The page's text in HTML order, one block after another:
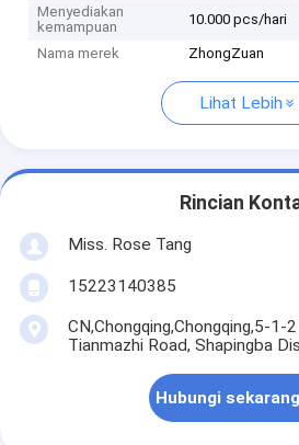
Menyediakan
kemampuan
10.000 pcs/hari
Nama merek ZhongZuan
Lihat Lebih
Rincian
Miss. Rose Tang
15223140385
CN,Chongqing,Chongqing,5-1-
Tianmazhi Road, Shapingba
Hubungi sekarang